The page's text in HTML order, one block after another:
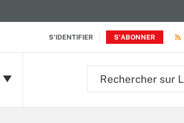
S'IDENTIFIER S'ABONNER